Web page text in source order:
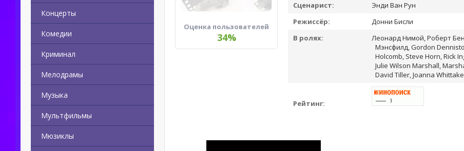
Концерты
Комедии
Криминал
Мелодрамы
Музыка
Мультфильмы
Мюзиклы
Оценка пользователей
34%
Сценарист:
Энди Ван Рун
Режиссёр:
Донни Бисли
В ролях:
Леонард Нимой, Роберт
Мэнсфилд, Gordon
Holcomb, Steve Horn, Rick
Julie Wilson Marshall,
David Tiller, Joanna
Рейтинг: